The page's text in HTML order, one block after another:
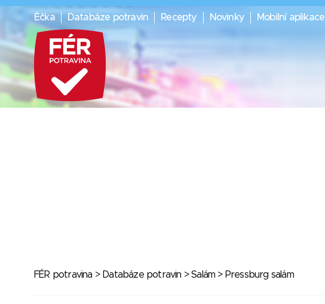
Éčka Databáze potravin Recepty Novinky Mobilní aplikace
FÉR potravina > Databáze potravin >Salám > Pressburg salám